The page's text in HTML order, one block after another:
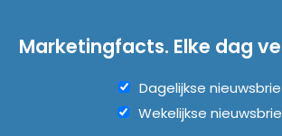
Marketingfacts. Elke dag
Dagelijkse
Wekelijkse